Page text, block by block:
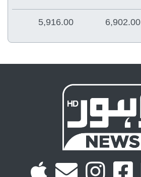
6,902.00
5,916.00